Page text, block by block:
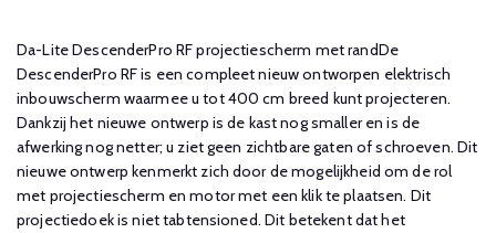
Da-Lite DescenderPro RF projectiescherm met randDe
DescenderPro RF is een compleet nieuw ontworpen elektrisch
inbouwscherm waarmee u tot 400 cm breed kunt projecteren.
Dankzij het nieuwe ontwerp is de kast nog smaller en is de
afwerking nog netter; u ziet geen zichtbare gaten of schroeven. Dit
nieuwe ontwerp kenmerkt zich door de mogelijkheid om de rol
met projectiescherm en motor met een klik te plaatsen. Dit
projectiedoek is niet tabtensioned. Dit betekent dat het